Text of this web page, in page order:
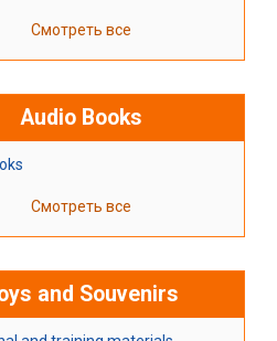
Смотреть все
Audio Books
Смотреть все
and Souvenirs